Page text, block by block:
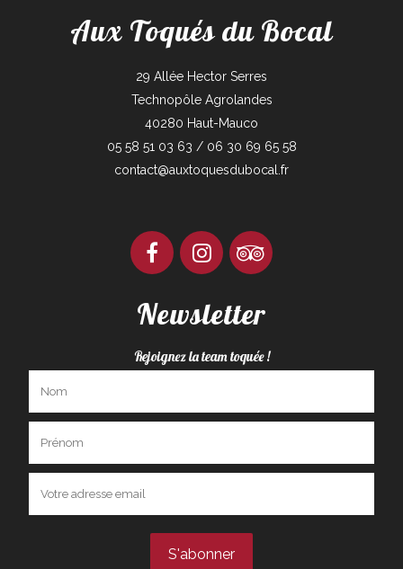
Aux Toqués du Bocal
29 Allée Hector Serres
Technopôle Agrolandes
40280 Haut-Mauco
05 58 51 03 63 / 06 30 69 65 58
contact@auxtoquesdubocal.fr
Newsletter
Rejoignez la team toquée !